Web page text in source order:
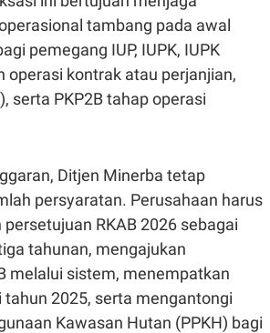
tambang pada awal
pemegang IUP, IUPK, IUPK
operasi kontrak atau perjanjian,
serta PKP2B tahap operasi
Ditjen Minerba tetap
persyaratan. Perusahaan harus
RKAB 2026 sebagai
tahunan, mengajukan
melalui sistem, menempatkan
2025, serta mengantongi
Kawasan Hutan (PPKH) bagi